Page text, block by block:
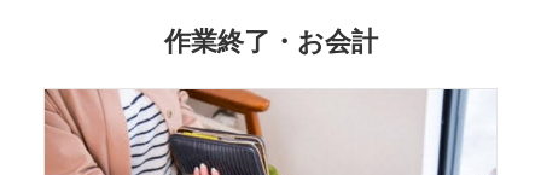
作業終了・お会計